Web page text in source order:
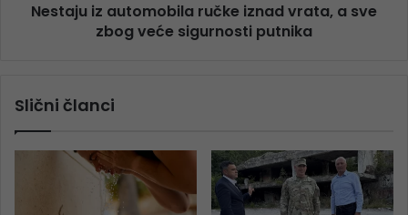
Nestaju iz automobila ručke iznad vrata, a sve
zbog veće sigurnosti putnika
Slični članci